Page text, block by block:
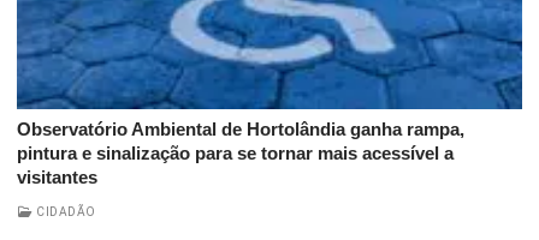
Observatório Ambiental de Hortolândia ganha rampa,
pintura e sinalização para se tornar mais acessível a
visitantes
CIDADÃO